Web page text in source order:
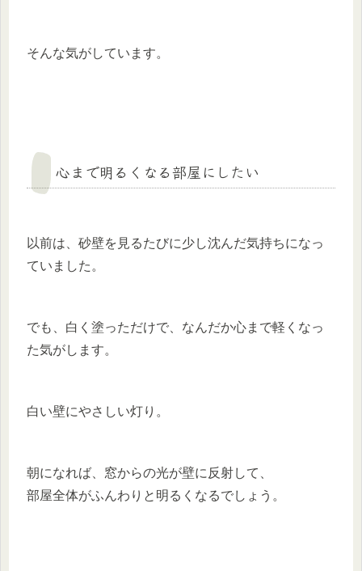
そんな気がしています。
心まで明るくなる部屋にしたい
以前は、砂壁を見るたびに少し沈んだ気持ちになっ
ていました。
でも、白く塗っただけで、なんだか心まで軽くなっ
た気がします。
白い壁にやさしい灯り。
朝になれば、窓からの光が壁に反射して、
部屋全体がふんわりと明るくなるでしょう。